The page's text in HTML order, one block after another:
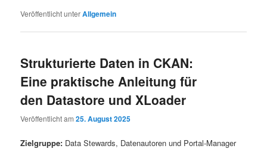
Veröffentlicht unterAllgemein
Strukturierte Daten in CKAN:
Eine praktische Anleitung für
den Datastore und XLoader
Veröffentlicht am25. August 2025
Zielgruppe: Data Stewards, Datenautoren und Portal-Manager